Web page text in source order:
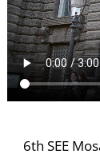
6th SEE